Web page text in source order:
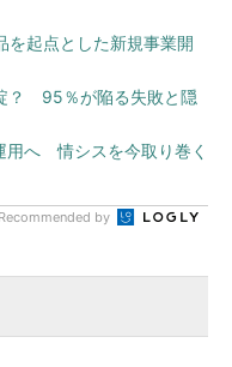
を起点とした新規事業開
？ 95％が陥る失敗と隠
用へ 情シスを今取り巻く
Recommended by